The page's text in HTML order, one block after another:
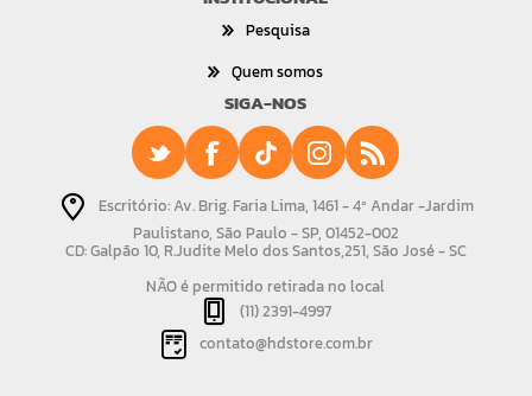
Pesquisa
Quem somos
SIGA-NOS
Escritório: Av. Brig. Faria Lima, 1461 - 4º Andar -Jardim
Paulistano, São Paulo - SP, 01452-002
CD: Galpão 10, R.Judite Melo dos Santos,251, São José - SC
NÃO é permitido retirada no local
(11) 2391-4997
contato@hdstore.com.br